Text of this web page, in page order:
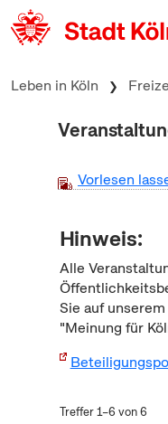
zum Inhalt springen
Leben in Köln
Vorlesen
Hinweis:
Alle
Sie auf
"Meinung für
Treffer 1–6 von 6